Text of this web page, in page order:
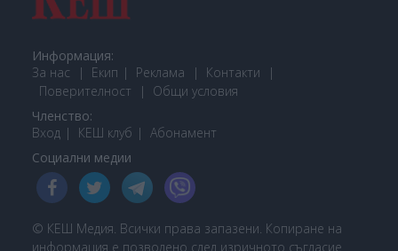
Информация:
За нас
Екип Реклама
Контакти
Поверителност
Общи условия
Членство:
Вход
КЕШ клуб Абонамент
Социални медии
© КЕШ Медия. Всички права запазени. Копиране на
информация е позволено след изричното съгласие